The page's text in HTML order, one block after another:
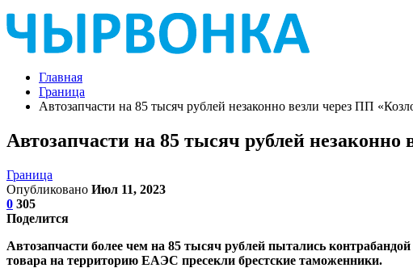
Главная
Граница
Автозапчасти на 85 тысяч рублей незаконно везли через ПП
Автозапчасти на 85 тысяч рублей
Граница
Опубликовано Июл 11, 2023
0 305
Поделится
Автозапчасти более чем на 85 тысяч рублей пытались
товара на территорию ЕАЭС пресекли брестские таможенники.